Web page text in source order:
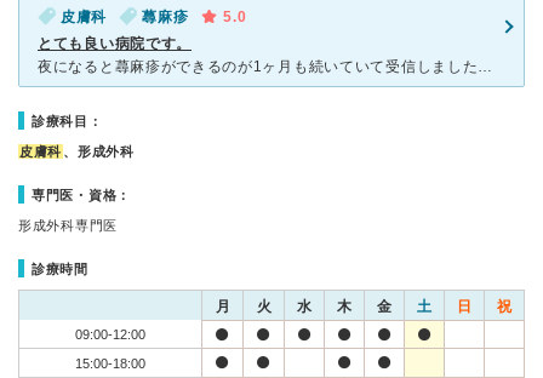
皮膚科 蕁麻疹
5.0
とても良い病院です。
夜になると蕁麻疹ができるのが1ヶ月も続いていて受信しました。 病院內は、清潔感があり感じの良い印象でした。 先生も物腰のやわらかい優しい先生で色々と聞いてもひ1つ1つ丁寧に答えてくれて安心できまし
診療科目：
皮膚科 、形成外科
専門医・資格：
形成外科専門医
診療時間
月 火 水 木 金 土 日 祝
09:00-12:00
15:00-18:00